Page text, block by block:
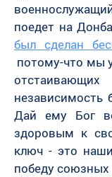
поедет на
был сделан
потому-что мы
Дай ему Бог
здоровым к
ключ - это
победу союзных